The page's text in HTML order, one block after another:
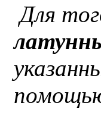
Для